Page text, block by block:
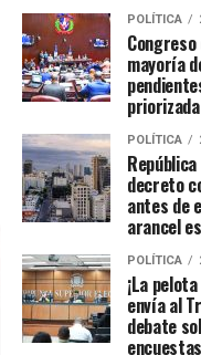
POLÍTICA
mayoría
POLÍTICA
decreto
antes de
arancel
POLÍTICA
¡La
envía al
debate